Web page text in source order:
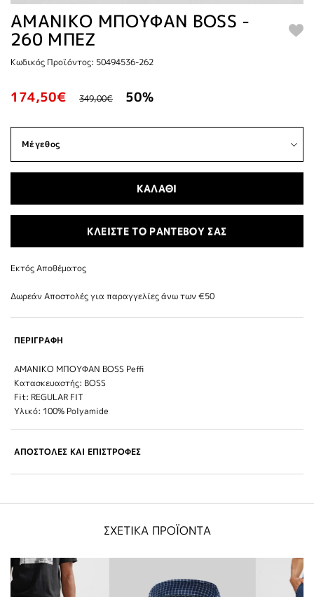
ΑΜΑΝΙΚΟ ΜΠΟΥΦΑΝ BOSS -
260 ΜΠΕΖ
Κωδικός Προϊόντος: 50494536-262
174,50€ 349,00€ 50%
ΚΑΛΑΘΙ
ΚΛΕΙΣΤΕ ΤΟ ΡΑΝΤΕΒΟΥ ΣΑΣ
Εκτός Αποθέματος
Δωρεάν Αποστολές για παραγγελίες άνω των €50
ΠΕΡΙΓΡΑΦΗ
ΑΜΑΝΙΚΟ ΜΠΟΥΦΑΝ BOSS Peffi
Κατασκευαστής: BOSS
Fit: REGULAR FIT
Υλικό: 100% Polyamide
ΑΠΟΣΤΟΛΕΣ ΚΑΙ ΕΠΙΣΤΡΟΦΕΣ
ΣΧΕΤΙΚΑ ΠΡΟΪΟΝΤΑ